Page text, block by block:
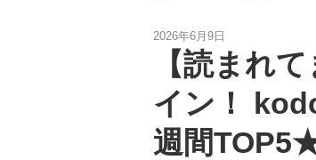
2026年6月9日
【読まれ
イン！
週間